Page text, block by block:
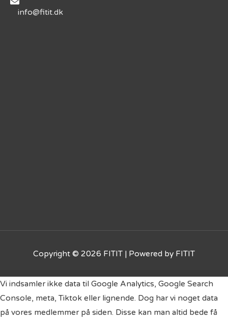
info@fitit.dk
Copyright © 2026 FITIT | Powered by FITIT
Vi indsamler ikke data til Google Analytics, Google Search
Console, meta, Tiktok eller lignende. Dog har vi noget data
på vores medlemmer på siden. Disse kan man altid bede få